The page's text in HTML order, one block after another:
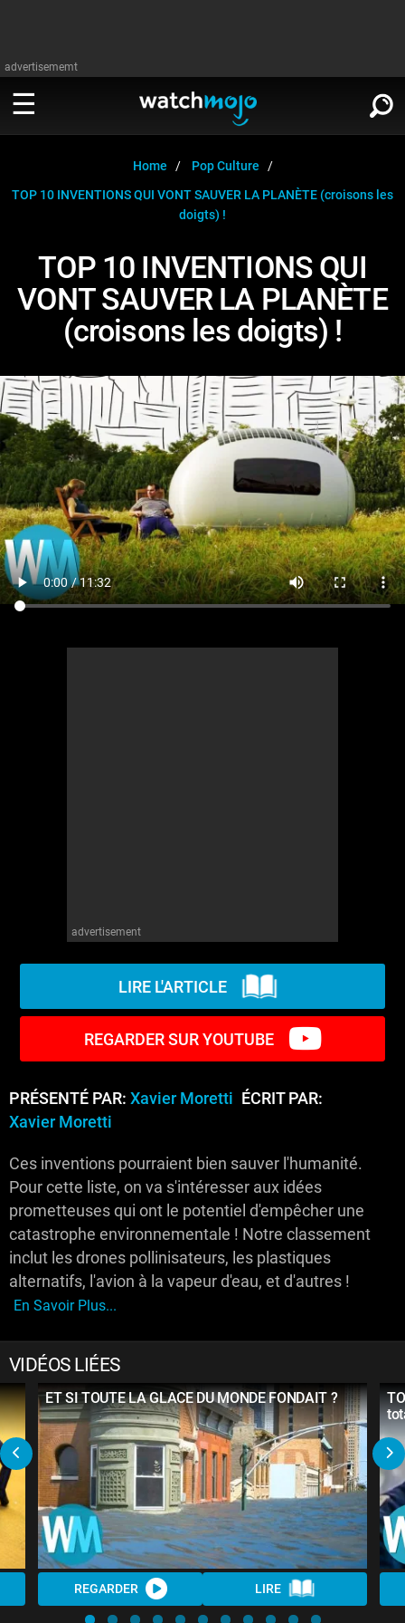
advertisememt
Télévision
Musique
Jeux vidéo
Comics
Anime
Culture pop
Cinéma
Télévision
Stars
Jeux vidéo
Comics
Anime
Culture pop
Home
Pop Culture
TOP 10 INVENTIONS QUI VONT SAUVER LA PLANÈTE (croisons les
doigts) !
TOP 10 INVENTIONS QUI
VONT SAUVER LA PLANÈTE
(croisons les doigts) !
advertisement
LIRE L'ARTICLE
REGARDER SUR YOUTUBE
PRÉSENTÉ PAR: Xavier Moretti
ÉCRIT PAR:
Xavier Moretti
Ces inventions pourraient bien sauver l'humanité.
Pour cette liste, on va s'intéresser aux idées
prometteuses qui ont le potentiel d'empêcher une
catastrophe environnementale ! Notre classement
inclut les drones pollinisateurs, les plastiques
alternatifs, l'avion à la vapeur d'eau, et d'autres !
En Savoir Plus...
VIDÉOS LIÉES
ET SI TOUTE LA GLACE DU MONDE FONDAIT ?
REGARDER LIRE